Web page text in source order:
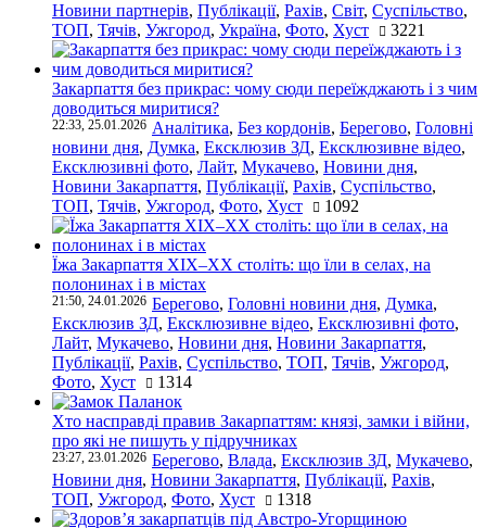
Новини партнерів, Публікації, Рахів, Світ, Суспільство,
ТОП, Тячів, Ужгород, Україна, Фото, Хуст 3221
Закарпаття без прикрас: чому сюди переїжджають і з чим
доводиться миритися?
22:33, 25.01.2026 Аналітика, Без кордонів, Берегово, Головні
новини дня, Думка, Ексклюзив ЗД, Ексклюзивне відео,
Ексклюзивні фото, Лайт, Мукачево, Новини дня,
Новини Закарпаття, Публікації, Рахів, Суспільство,
ТОП, Тячів, Ужгород, Фото, Хуст 1092
Їжа Закарпаття ХІХ–ХХ століть: що їли в селах, на
полонинах і в містах
21:50, 24.01.2026 Берегово, Головні новини дня, Думка,
Ексклюзив ЗД, Ексклюзивне відео, Ексклюзивні фото,
Лайт, Мукачево, Новини дня, Новини Закарпаття,
Публікації, Рахів, Суспільство, ТОП, Тячів, Ужгород,
Фото, Хуст 1314
Хто насправді правив Закарпаттям: князі, замки і війни,
про які не пишуть у підручниках
23:27, 23.01.2026 Берегово, Влада, Ексклюзив ЗД, Мукачево,
Новини дня, Новини Закарпаття, Публікації, Рахів,
ТОП, Ужгород, Фото, Хуст 1318